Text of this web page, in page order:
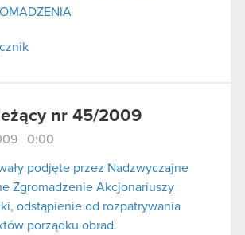
nr 45/2009
0:00
podjęte przez Nadzwyczajne
Zgromadzenie Akcjonariuszy
odstąpienie od rozpatrywania
porządku obrad.